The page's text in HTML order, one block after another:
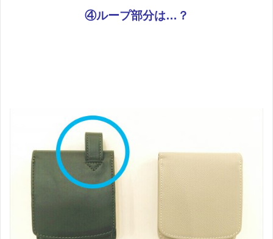
④ループ部分は…？